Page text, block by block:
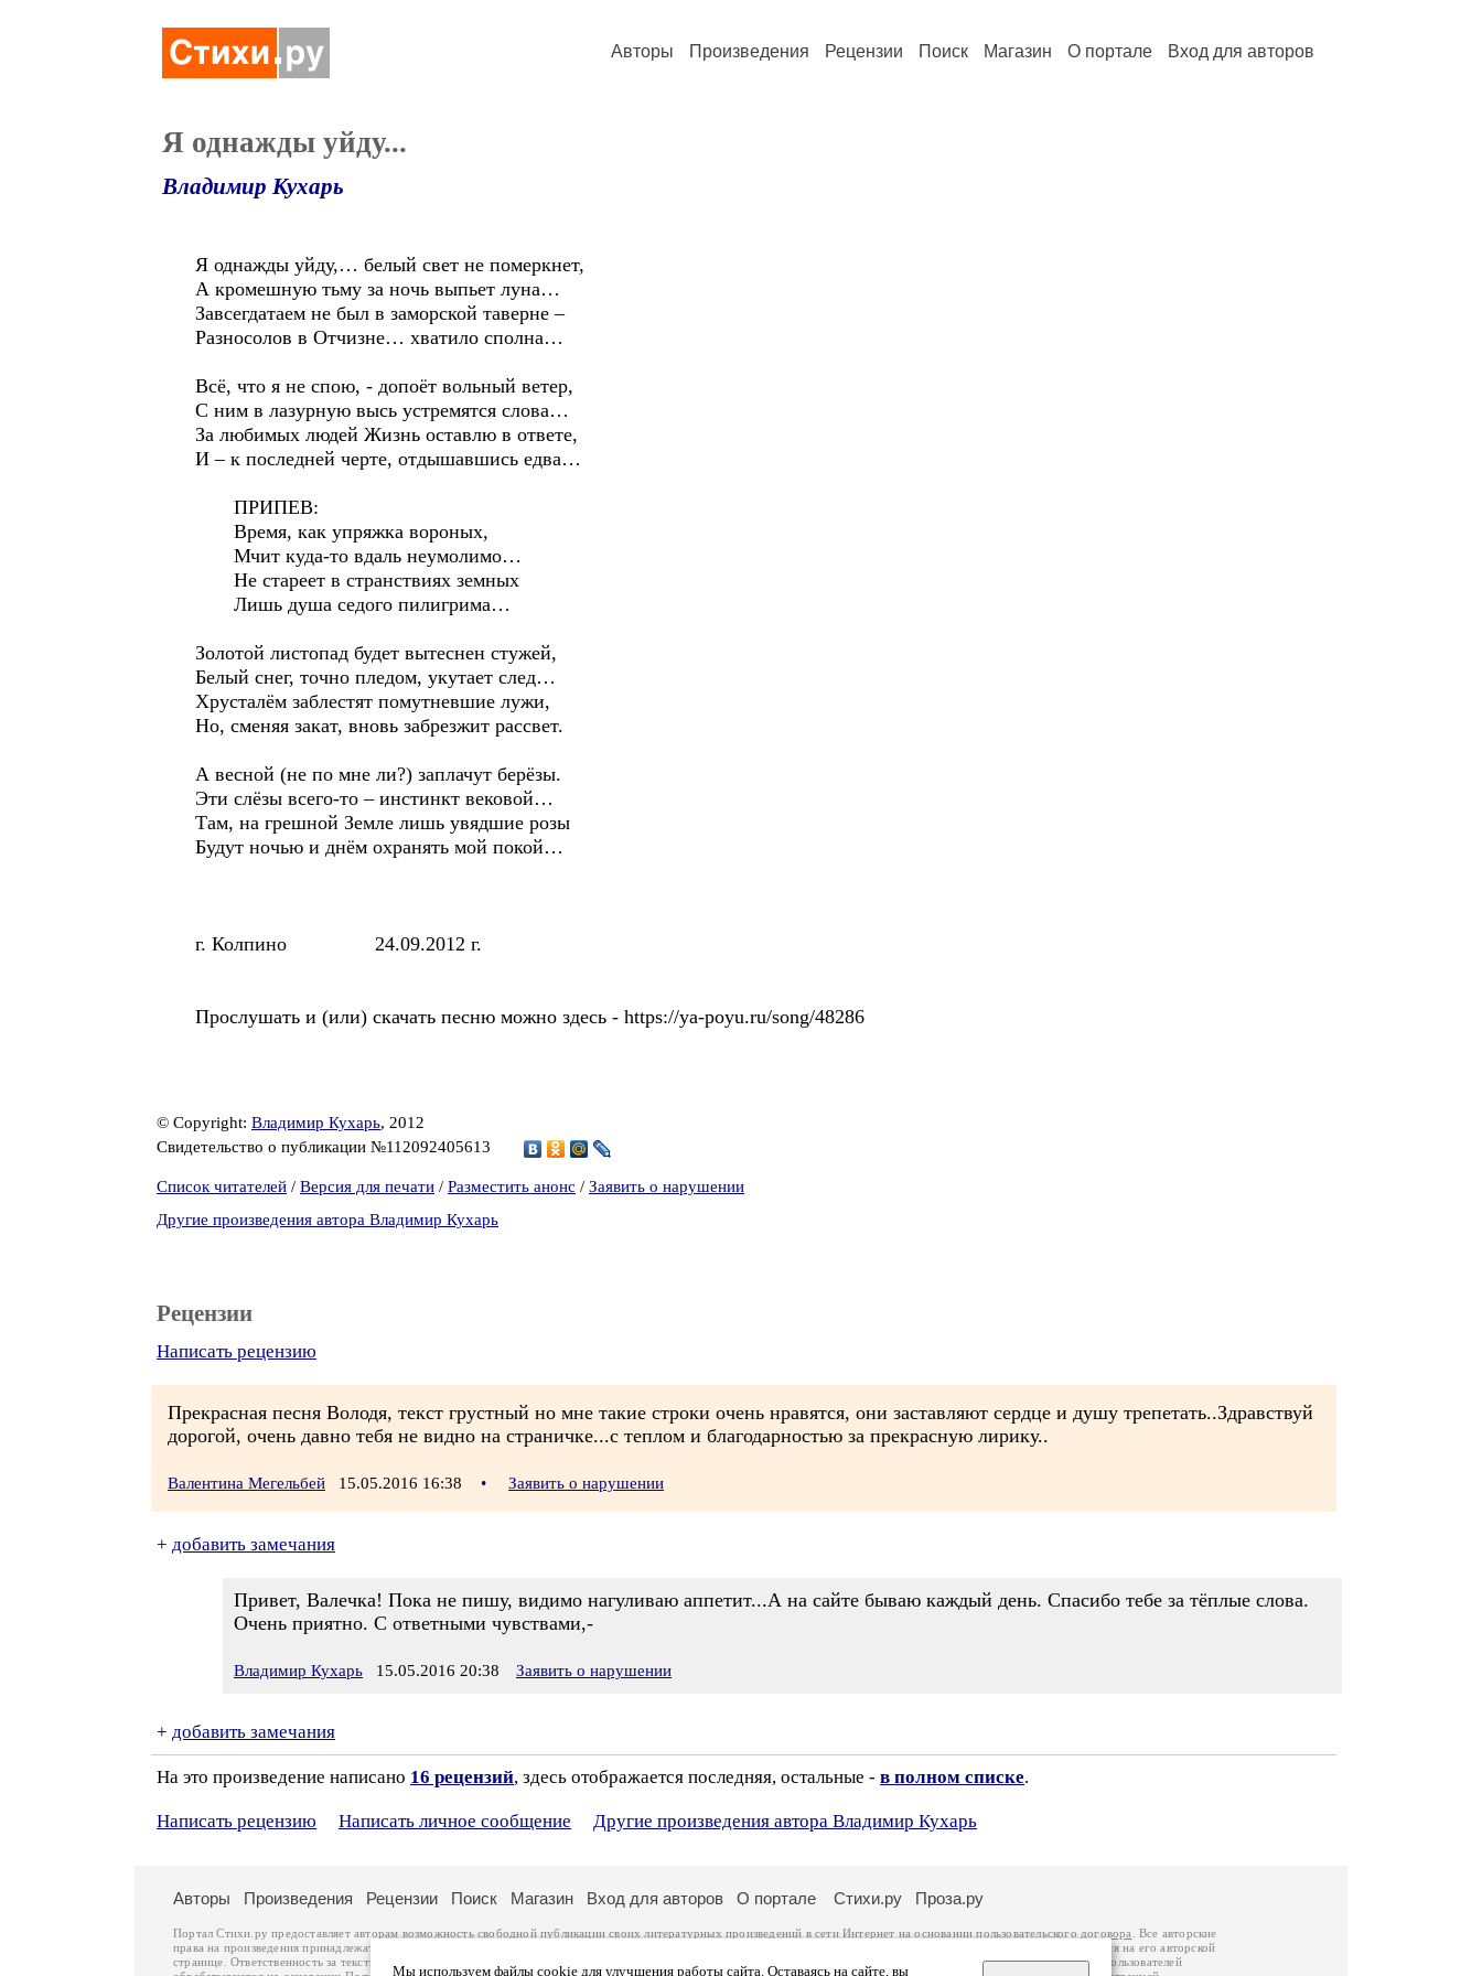
Авторы Произведения Рецензии Поиск Магазин О портале Вход для авторов
Я однажды уйду...
Владимир Кухарь
Я однажды уйду,… белый свет не померкнет,
А кромешную тьму за ночь выпьет луна…
Завсегдатаем не был в заморской таверне –
Разносолов в Отчизне… хватило сполна…
Всё, что я не спою, - допоёт вольный ветер,
С ним в лазурную высь устремятся слова…
За любимых людей Жизнь оставлю в ответе,
И – к последней черте, отдышавшись едва…
ПРИПЕВ:
Время, как упряжка вороных,
Мчит куда-то вдаль неумолимо…
Не стареет в странствиях земных
Лишь душа седого пилигрима…
Золотой листопад будет вытеснен стужей,
Белый снег, точно пледом, укутает след…
Хрусталём заблестят помутневшие лужи,
Но, сменяя закат, вновь забрезжит рассвет.
А весной (не по мне ли?) заплачут берёзы.
Эти слёзы всего-то – инстинкт вековой…
Там, на грешной Земле лишь увядшие розы
Будут ночью и днём охранять мой покой…
г. Колпино 24.09.2012 г.
Прослушать и (или) скачать песню можно здесь - https://ya-poyu.ru/song/48286
© Copyright: Владимир Кухарь, 2012
Свидетельство о публикации №112092405613
Список читателей / Версия для печати / Разместить анонс / Заявить о нарушении
Другие произведения автора Владимир Кухарь
Рецензии
Написать рецензию
Прекрасная песня Володя, текст грустный но мне такие строки очень нравятся, они заставляют сердце и душу трепетать..Здравствуй
дорогой, очень давно тебя не видно на страничке...с теплом и благодарностью за прекрасную лирику..
Валентина Мегельбей 15.05.2016 16:38 • Заявить о нарушении
+ добавить замечания
Привет, Валечка! Пока не пишу, видимо нагуливаю аппетит...А на сайте бываю каждый день. Спасибо тебе за тёплые слова.
Очень приятно. С ответными чувствами,-
Владимир Кухарь 15.05.2016 20:38 Заявить о нарушении
+ добавить замечания
На это произведение написано 16 рецензий, здесь отображается последняя, остальные - в полном списке.
Написать рецензию Написать личное сообщение Другие произведения автора Владимир Кухарь
Мы используем файлы cookie для улучшения работы сайта. Оставаясь на сайте, вы
Авторы Произведения Рецензии Поиск Магазин Вход для авторов О портале Стихи.ру Проза.ру
Портал Стихи.ру предоставляет авторам возможность свободной публикации своих литературных произведений в сети Интернет на основаниипользовательского договора
. Все авторские
права на произведения принадлежат авторам и охраняются
. Перепечатка произведений возможна только с согласия его автора, к которому вы можете обратиться на его авторской
странице. Ответственность за тексты произведений авторы несут самостоятельно на основании
законодательства Российской Федерации. Данные пользователей